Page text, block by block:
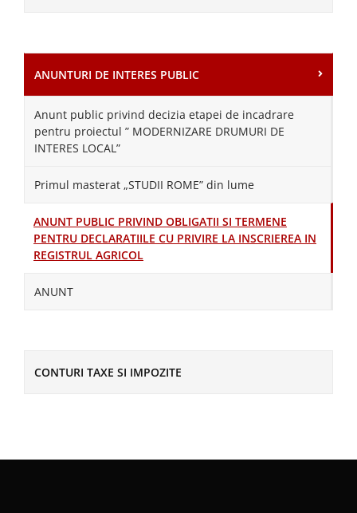
ANUNTURI DE INTERES PUBLIC
Anunt public privind decizia etapei de incadrare
pentru proiectul ” MODERNIZARE DRUMURI DE
INTERES LOCAL”
Primul masterat „STUDII ROME” din lume
ANUNT PUBLIC PRIVIND OBLIGATII SI TERMENE
PENTRU DECLARATIILE CU PRIVIRE LA INSCRIEREA IN
REGISTRUL AGRICOL
ANUNT
CONTURI TAXE SI IMPOZITE